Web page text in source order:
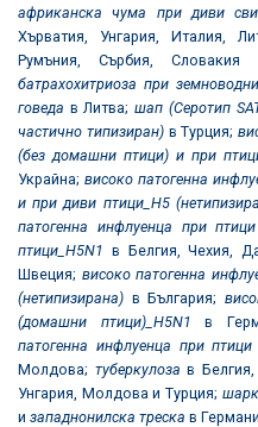
африканска чума при диви
Хърватия, Унгария, Италия,
Румъния, Сърбия,
батрахохитриоза при земноводни
говеда в Литва;шап (Серотип
частично типизиран)в Турция;
(без домашни птици) и при
Украйна;високо патогенна
и при диви птици_ H5
патогенна инфлуенца при
птици_ H5N1 в Белгия, Чехия,
Швеция; високо патогенна
(нетипизирана) в България;
(домашни птици)_ H5N1в
патогенна инфлуенца при
Молдова; туберкулоза в
Унгария, Молдова и Турция;
и западнонилска треска в